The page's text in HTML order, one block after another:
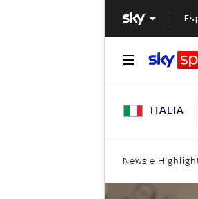
ITALIA
News e